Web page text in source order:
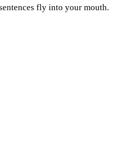
fly into your mouth.